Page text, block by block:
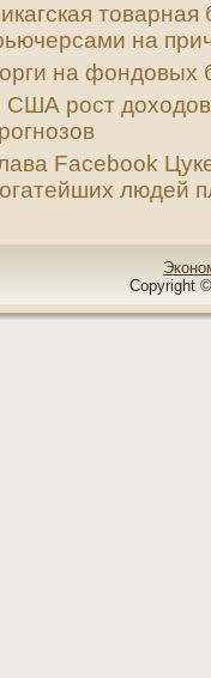
товарная
на
на фондовых
США рост доходов
Facebook
людей
Copyright